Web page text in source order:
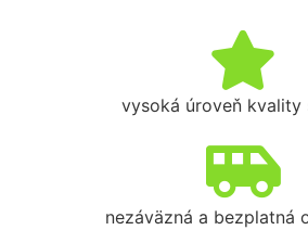
vysoká úroveň kvality
nezáväzná a bezplatná